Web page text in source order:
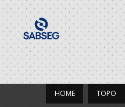
SUB-12 F / SUB-14 F
TOPO
HOME